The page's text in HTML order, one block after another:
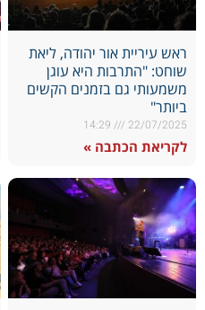
ראש עיריית אור יהודה, ליאת
שוחט: "התרבות היא עוגן
משמעותי גם בזמנים הקשים
ביותר"
22/07/2025
לקריאת הכתבה »